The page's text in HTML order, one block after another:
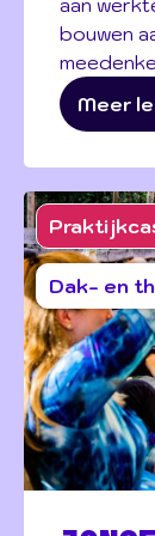
aan
bouwen
Meer
Dak- en